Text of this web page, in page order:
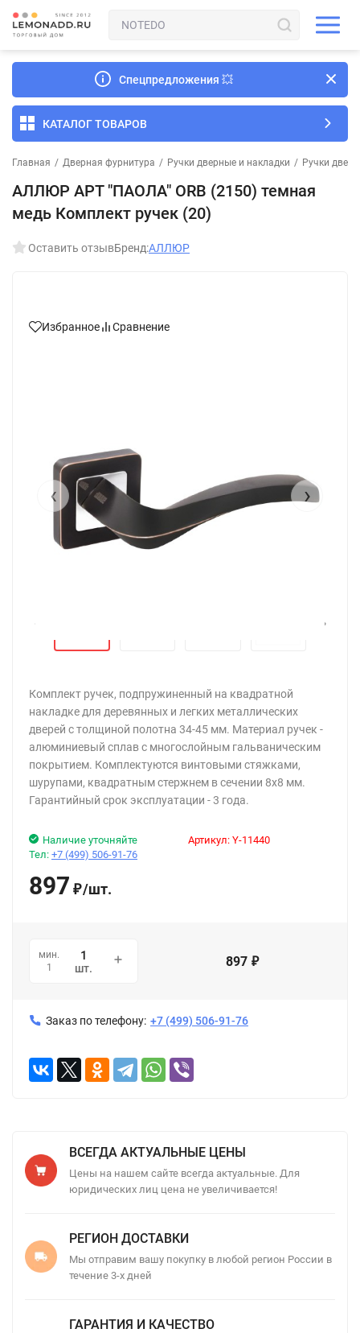
Спецпредложения 💥
КАТАЛОГ ТОВАРОВ
Главная / Дверная фурнитура / Ручки дверные и накладки / Ручки
АЛЛЮР АРТ "ПАОЛА" ORB (2150) темная
медь Комплект ручек (20)
Оставить отзывБренд:АЛЛЮР
Избранное Сравнение
‹ ›
›
Комплект ручек, подпружиненный на квадратной
накладке для деревянных и легких металлических
дверей с толщиной полотна 34-45 мм. Материал ручек -
алюминиевый сплав с многослойным гальваническим
покрытием. Комплектуются винтовыми стяжками,
шурупами, квадратным стержнем в сечении 8х8 мм.
Гарантийный срок эксплуатации - 3 года.
Артикул: Y-11440
Наличие уточняйте
Тел: +7 (499) 506-91-76
897 ₽/шт.
мин.
1
шт. 897 ₽
Заказ по телефону: +7 (499) 506-91-76
ВСЕГДА АКТУАЛЬНЫЕ ЦЕНЫ
Цены на нашем сайте всегда актуальные. Для
юридических лиц цена не увеличивается!
РЕГИОН ДОСТАВКИ
Мы отправим вашу покупку в любой регион России в
течение 3-х дней
ГАРАНТИЯ И КАЧЕСТВО